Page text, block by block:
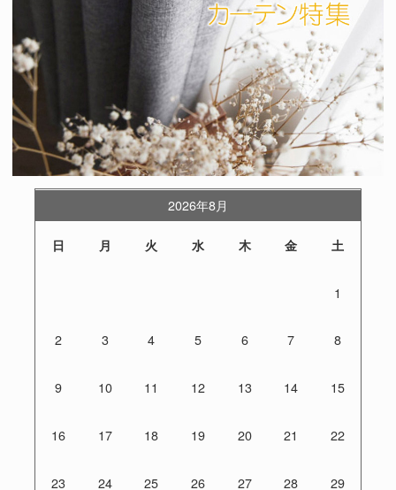
2026年8月
日 月 火 水 木 金 土
1
2 3 4 5 6 7 8
9 10 11 12 13 14 15
16 17 18 19 20 21 22
23 24 25 26 27 28 29